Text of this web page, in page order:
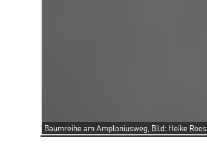
Baumreihe am Amploniusweg, Bild: Heike Roos